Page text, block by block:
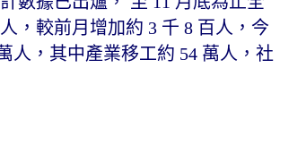
，較前月增加約 3 千 8 百人，今
人，其中產業移工約 54 萬人，社